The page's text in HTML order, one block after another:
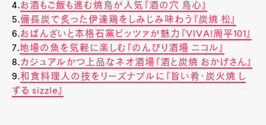
4.お酒もご飯も進む焼鳥が人気『酒の穴 鳥心』
5.備長炭で炙った伊達鶏をしみじみ味わう『炭焼 松』
6.おばんざいと本格石窯ピッツァが魅力『VIVA!周平101』
7.地場の魚を気軽に楽しむ『のんびり酒場 ニコル』
8.カジュアルかつ上品なネオ酒場『酒と炭焼 おかげさん』
9.和食料理人の技をリーズナブルに『旨い肴・炭火焼 し
ずる sizzle』